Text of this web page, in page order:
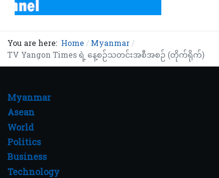
You are here: Home
Myanmar
TV Yangon Times ရဲ့ နေ့စဉ်သတင်းအစီအစဉ် (တိုက်ရိုက်)
Myanmar
Asean
World
Politics
Business
Technology